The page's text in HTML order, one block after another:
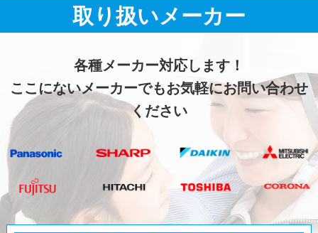
取り扱いメーカー
各種メーカー対応します！
ここにないメーカーでもお気軽にお問い合わせ
ください